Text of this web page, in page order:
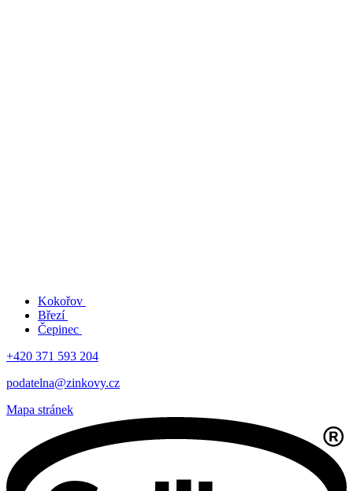
Kokořov
Březí
Čepinec
+420 371 593 204
podatelna@zinkovy.cz
Mapa stránek